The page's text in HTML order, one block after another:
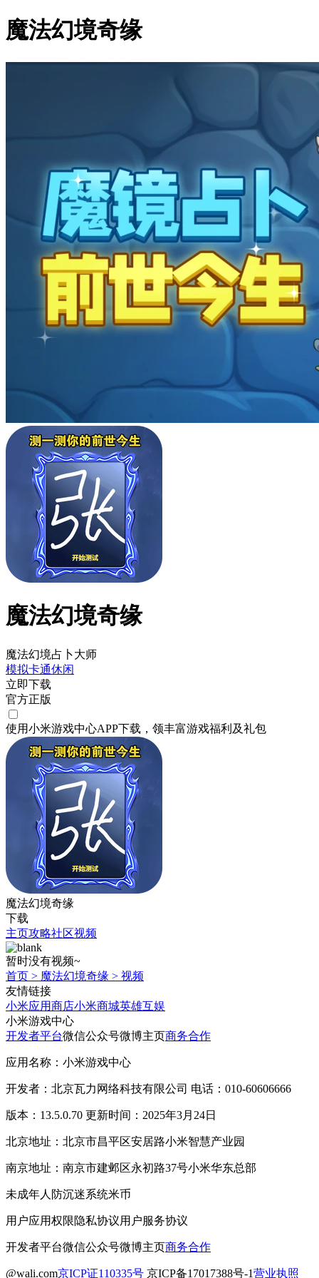
魔法幻境奇缘
魔法幻境奇缘
魔法幻境占卜大师
模拟卡通休闲
立即下载
官方正版
使用小米游戏中心APP下载 ，领丰富游戏福利 及礼包
魔法幻境奇缘
下载
主页攻略社区视频
暂时没有视频~
首页 > 魔法幻境奇缘 > 视频
友情链接
小米应用商店小米商城英雄互娱
小米游戏中心
开发者平台微信公众号微博主页商务合作
应用名称：小米游戏中心
开发者：北京瓦力网络科技有限公司 电话：010-60606666
版本：13.5.0.70 更新时间：2025年3月24日
北京地址：北京市昌平区安居路小米智慧产业园
南京地址：南京市建邺区永初路37号小米华东总部
未成年人防沉迷系统米币
用户应用权限隐私协议用户服务协议
开发者平台微信公众号微博主页商务合作
@wali.com京ICP证110335号 京ICP备17017388号-1营业执照